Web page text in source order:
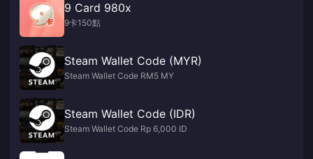
9 Card 980x
9卡150點
Steam Wallet Code (MYR)
Steam Wallet Code RM5 MY
Steam Wallet Code (IDR)
Steam Wallet Code Rp 6,000 ID